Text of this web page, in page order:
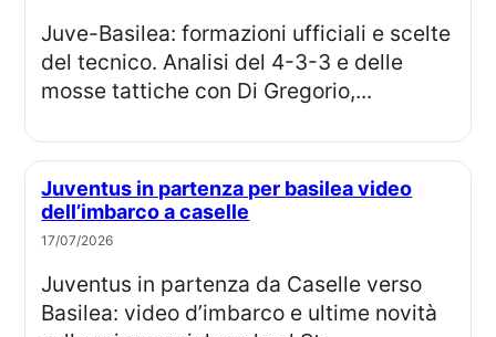
Juve-Basilea: formazioni ufficiali e scelte
del tecnico. Analisi del 4-3-3 e delle
mosse tattiche con Di Gregorio,...
Juventus in partenza per basilea video
dell’imbarco a caselle
17/07/2026
Juventus in partenza da Caselle verso
Basilea: video d’imbarco e ultime novità